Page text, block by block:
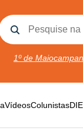
1º de Maio
VídeosColunistas